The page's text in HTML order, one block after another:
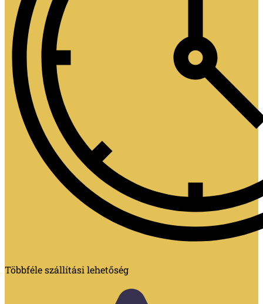
Többféle szállítási lehetőség